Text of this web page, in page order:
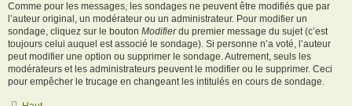
Comme pour les messages, les sondages ne peuvent être modifiés que par
l’auteur original, un modérateur ou un administrateur. Pour modifier un
sondage, cliquez sur le bouton Modifierdu premier message du sujet (c’est
toujours celui auquel est associé le sondage). Si personne n’a voté, l’auteur
peut modifier une option ou supprimer le sondage. Autrement, seuls les
modérateurs et les administrateurs peuvent le modifier ou le supprimer. Ceci
pour empêcher le trucage en changeant les intitulés en cours de sondage.